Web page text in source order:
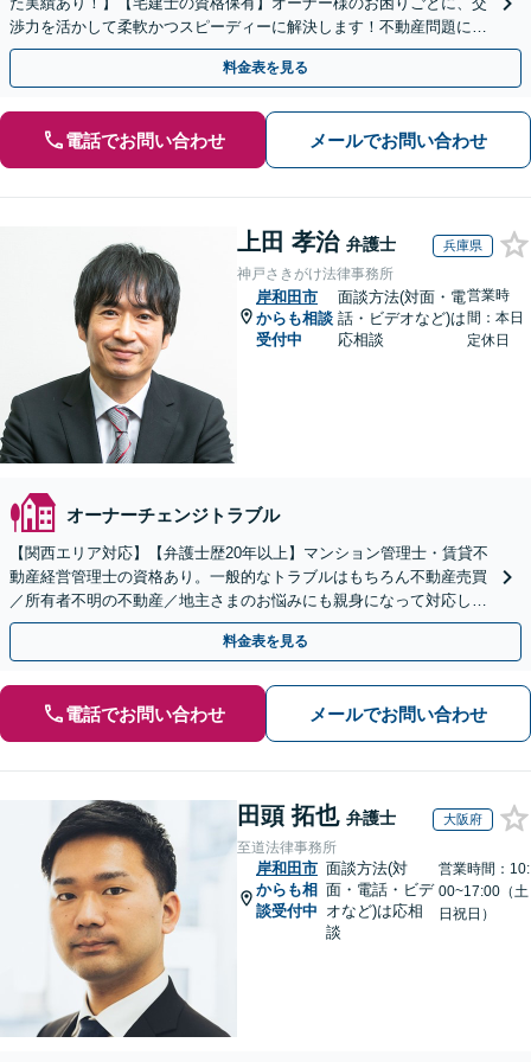
渉力を活かして柔軟かつスピーディーに解決します！不動産問題に幅
広く対応しています。
料金表を見る
電話でお問い合わせ メールでお問い合わせ
上田 孝治 弁護士 兵庫県
神戸さきがけ法律事務所
岸和田市
からも相談
受付中
面談方法(対面・電
話・ビデオなど)は
応相談
営業時
間：本日
定休日
オーナーチェンジトラブル
【関西エリア対応】【弁護士歴20年以上】マンション管理士・賃貸不
動産経営管理士の資格あり。一般的なトラブルはもちろん不動産売買
／所有者不明の不動産／地主さまのお悩みにも親身になって対応しま
す【夜間・休日の相談可】
料金表を見る
電話でお問い合わせ メールでお問い合わせ
田頭 拓也 弁護士 大阪府
至道法律事務所
岸和田市
からも相
談受付中
面談方法(対
面・電話・ビデ
オなど)は応相
談
営業時間：10:
00~17:00（土
日祝日）